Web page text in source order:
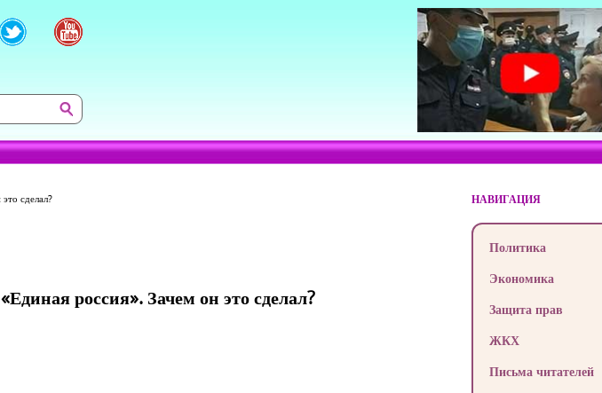
сделал?
россия». Зачем он это сделал?
НАВИГАЦИЯ
Политика
Экономика
Защита прав
ЖКХ
Письма читателей